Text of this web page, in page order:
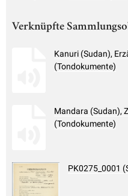
Verknüpfte
Kanuri (Sudan),
(Tondokumente)
Mandara (Sudan),
(Tondokumente)
PK0275_0001